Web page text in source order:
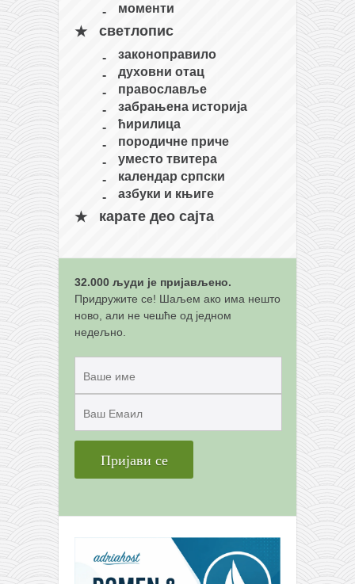
карате
кихон
кушанку
темашивари
кобудо
нунчаку
бо
саи
тимбеи рочин
тсунами дојо
програм
снимци наступа
галерија клуба
чланарина
контакт
бесплатна е-књига
термини тренинга
моја прича
моја прича
моменти
светлопис
законоправило
духовни отац
православље
забрањена историја
ћирилица
породичне приче
уместо твитера
календар српски
азбуки и књиге
карате део сајта
32.000 људи је пријављено.
Придружите се! Шаљем ако има нешто
ново, али не чешће од једном
недељно.